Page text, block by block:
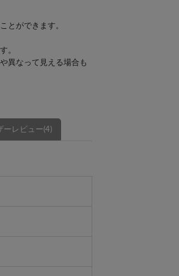
とができます。
。
異なって見える場合も
ーレビュー(4)